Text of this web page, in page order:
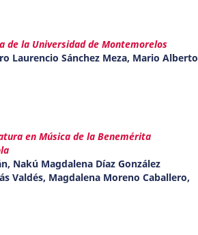
de la Universidad de Montemorelos
Laurencio Sánchez Meza, Mario Alberto
en Música de la Benemérita
Nakú Magdalena Díaz González
Valdés, Magdalena Moreno Caballero,